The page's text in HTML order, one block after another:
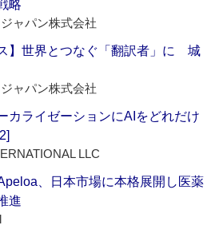
略
ャパン株式会社
】世界とつなぐ「翻訳者」に 城
ャパン株式会社
カライゼーションにAIをどれだけ
LLC
、日本市場に本格展開し医薬
進